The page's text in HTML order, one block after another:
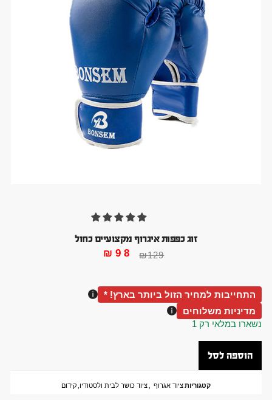
זוג כפפות איגרוף מקצועיים כחול
₪129
₪98
התחייבות למחיר הזול ביותר בארץ! *
מדיניות משלוחים
נשארו במלאי רק 1
הוספה לסל
קטגוריותציוד אגרוף ,ציוד כושר לבית ולסטודיו,קידום